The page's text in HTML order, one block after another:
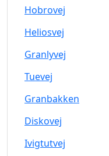
Hobrovej
Heliosvej
Granlyvej
Tuevej
Granbakken
Diskovej
Ivigtutvej